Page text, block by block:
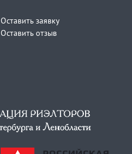
Оставить заявку
Оставить отзыв